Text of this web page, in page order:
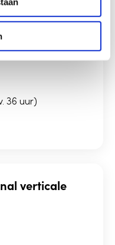
,Ilpendam,
36 uur)
verticale